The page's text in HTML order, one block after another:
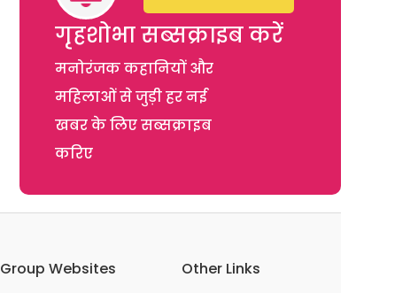
गृहशोभा सब्सक्राइब करें
मनोरंजक कहानियों और
महिलाओं से जुड़ी हर नई
खबर के लिए सब्सक्राइब
करिए
Group Websites Other Links